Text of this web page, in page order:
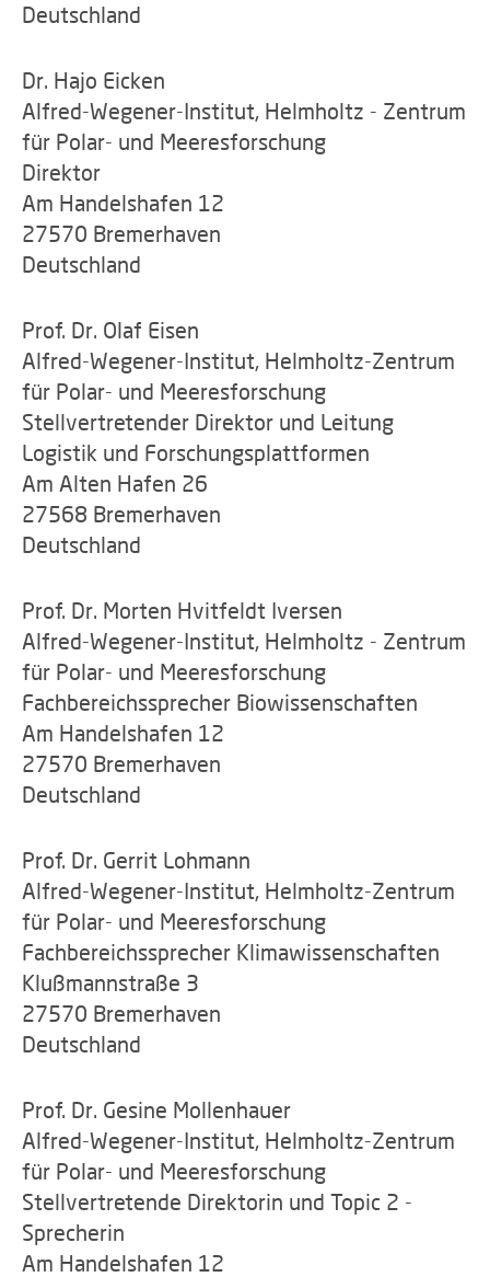
Deutschland
Dr. Hajo Eicken
Alfred-Wegener-Institut, Helmholtz - Zentrum
für Polar- und Meeresforschung
Direktor
Am Handelshafen 12
27570 Bremerhaven
Deutschland
Prof. Dr. Olaf Eisen
Alfred-Wegener-Institut, Helmholtz-Zentrum
für Polar- und Meeresforschung
Stellvertretender Direktor und Leitung
Logistik und Forschungsplattformen
Am Alten Hafen 26
27568 Bremerhaven
Deutschland
Prof. Dr. Morten Hvitfeldt Iversen
Alfred-Wegener-Institut, Helmholtz - Zentrum
für Polar- und Meeresforschung
Fachbereichssprecher Biowissenschaften
Am Handelshafen 12
27570 Bremerhaven
Deutschland
Prof. Dr. Gerrit Lohmann
Alfred-Wegener-Institut, Helmholtz-Zentrum
für Polar- und Meeresforschung
Fachbereichssprecher Klimawissenschaften
Klußmannstraße 3
27570 Bremerhaven
Deutschland
Prof. Dr. Gesine Mollenhauer
Alfred-Wegener-Institut, Helmholtz-Zentrum
für Polar- und Meeresforschung
Stellvertretende Direktorin und Topic 2 -
Sprecherin
Am Handelshafen 12